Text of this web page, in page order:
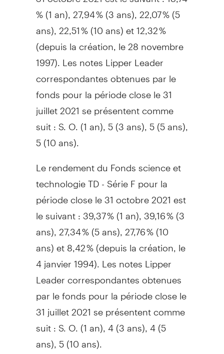
% (1 an), 27,94 % (3 ans), 22,07 % (5
ans), 22,51 % (10 ans) et 12,32 %
(depuis la création, le 28 novembre
1997). Les notes Lipper Leader
correspondantes obtenues par le
fonds pour la période close le 31
juillet 2021 se présentent comme
suit : S. O. (1 an), 5 (3 ans), 5 (5 ans),
5 (10 ans).
Le rendement du Fonds science et
technologie TD - Série F pour la
période close le 31 octobre 2021 est
le suivant : 39,37 % (1 an), 39,16 % (3
ans), 27,34 % (5 ans), 27,76 % (10
ans) et 8,42 % (depuis la création, le
4 janvier 1994). Les notes Lipper
Leader correspondantes obtenues
par le fonds pour la période close le
31 juillet 2021 se présentent comme
suit : S. O. (1 an), 4 (3 ans), 4 (5
ans), 5 (10 ans).